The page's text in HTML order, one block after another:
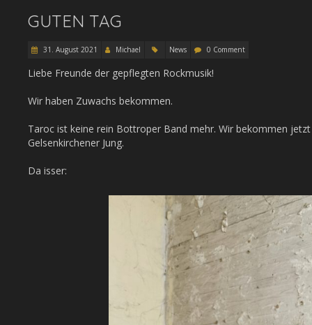
GUTEN TAG
31. August 2021 Michael News 0 Comment
Liebe Freunde der gepflegten Rockmusik!
Wir haben Zuwachs bekommen.
Taroc ist keine rein Bottroper Band mehr. Wir bekommen
Gelsenkirchener Jung.
Da isser: